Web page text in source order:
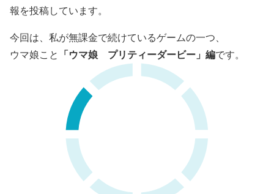
報を投稿しています。
今回は、私が無課金で続けているゲームの一つ、
ウマ娘こと 「ウマ娘 プリティーダービー」編です。